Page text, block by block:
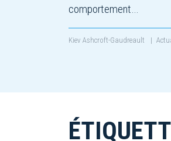
comportement…
Kiev Ashcroft-Gaudreault |